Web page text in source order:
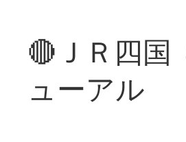
🔴ＪＲ四国
ューアル